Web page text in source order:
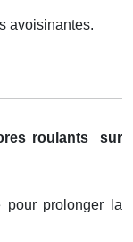
avoisinantes.
roulants
sur
pour prolonger la